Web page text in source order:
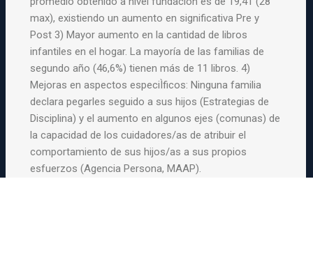
max), existiendo un aumento en significativa Pre y
Post 3) Mayor aumento en la cantidad de libros
infantiles en el hogar. La mayoría de las familias de
segundo año (46,6%) tienen más de 11 libros. 4)
Mejoras en aspectos especiÌficos: Ninguna familia
declara pegarles seguido a sus hijos (Estrategias de
Disciplina) y el aumento en algunos ejes (comunas) de
la capacidad de los cuidadores/as de atribuir el
comportamiento de sus hijos/as a sus propios
esfuerzos (Agencia Persona, MAAP).